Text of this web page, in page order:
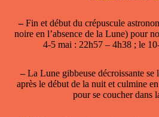
–Fin et début du crépuscule
noire en l’absence de la Lune) pour
4-5 mai : 22h57 – 4h38 ; le
–La Lune gibbeuse décroissante se
après le début de la nuit et culmine
pour se coucher dans